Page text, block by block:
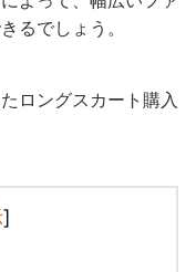
るでしょう。
ロングスカート購入
]